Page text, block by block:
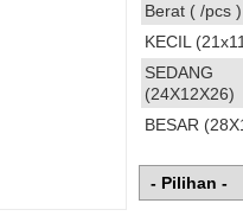
Berat ( /pcs )
KECIL
SEDANG
(24X12X26)
BESAR